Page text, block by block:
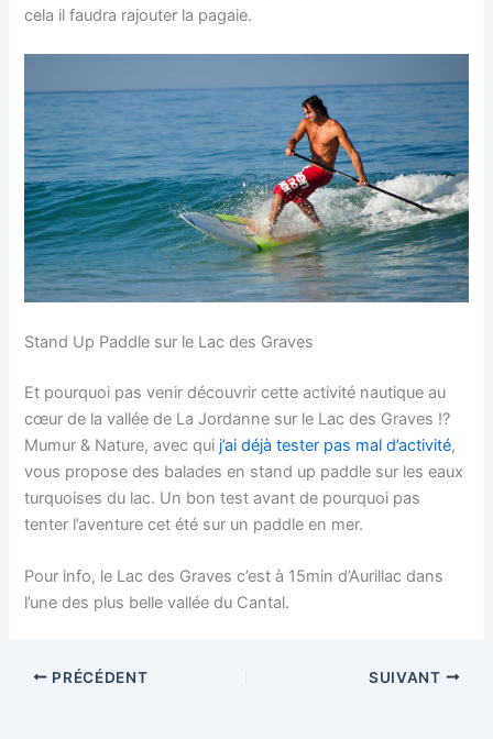
cela il faudra rajouter la pagaie.
Stand Up Paddle sur le Lac des Graves
Et pourquoi pas venir découvrir cette activité nautique au
cœur de la vallée de La Jordanne sur le Lac des Graves !?
Mumur & Nature, avec qui j’ai déjà tester pas mal d’activité,
vous propose des balades en stand up paddle sur les eaux
turquoises du lac. Un bon test avant de pourquoi pas
tenter l’aventure cet été sur un paddle en mer.
Pour info, le Lac des Graves c’est à 15min d’Aurillac dans
l’une des plus belle vallée du Cantal.
PRÉCÉDENT SUIVANT